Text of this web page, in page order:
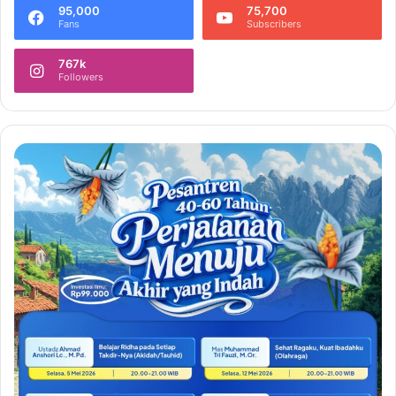
95,000
Fans
75,700
Subscribers
767k
Followers